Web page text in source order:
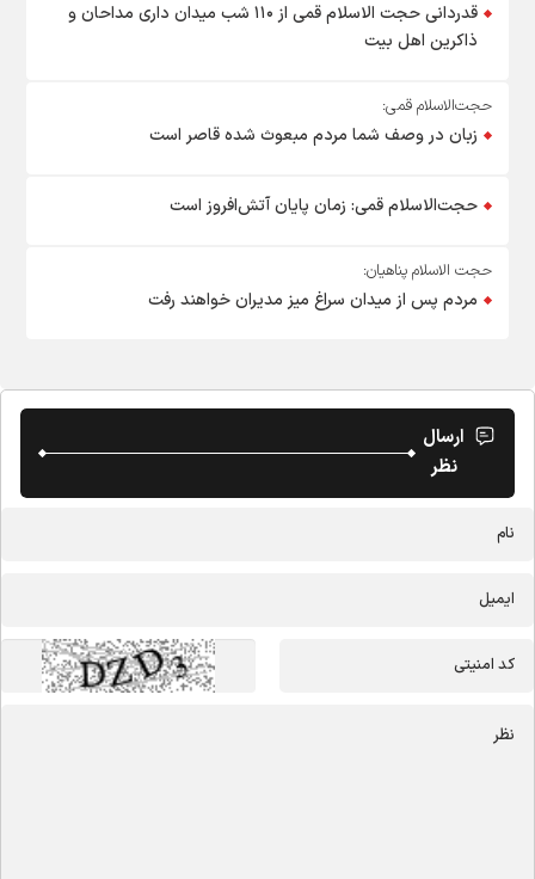
قدردانی حجت الاسلام قمی از ۱۱۰ شب میدان داری مداحان و
ذاکرین اهل بیت
حجت‌الاسلام قمی:
زبان در وصف شما مردم مبعوث شده قاصر است
حجت‌الاسلام قمی: زمان پایان آتش‌افروز است
حجت الاسلام پناهیان:
مردم پس از میدان سراغ میز مدیران خواهند رفت
ارسال
نظر